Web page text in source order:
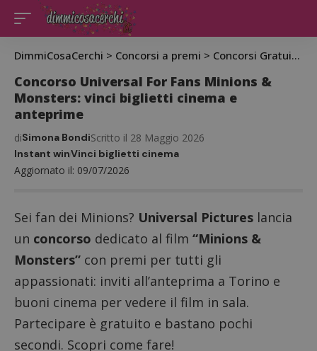
DimmiCosaCerchi > Concorsi a premi > Concorsi Gratuiti >
Concorso Universal For Fans Minions &
Monsters: vinci biglietti cinema e
anteprime
Aggiornato il: 09/07/2026
diSimona BondiScritto il 28 Maggio 2026
Instant winVinci biglietti cinema
Sei fan dei Minions? Universal Pictures lancia
un concorso dedicato al film “Minions &
Monsters” con premi per tutti gli
appassionati: inviti all’anteprima a Torino e
buoni cinema per vedere il film in sala.
Partecipare è gratuito e bastano pochi
secondi. Scopri come fare!